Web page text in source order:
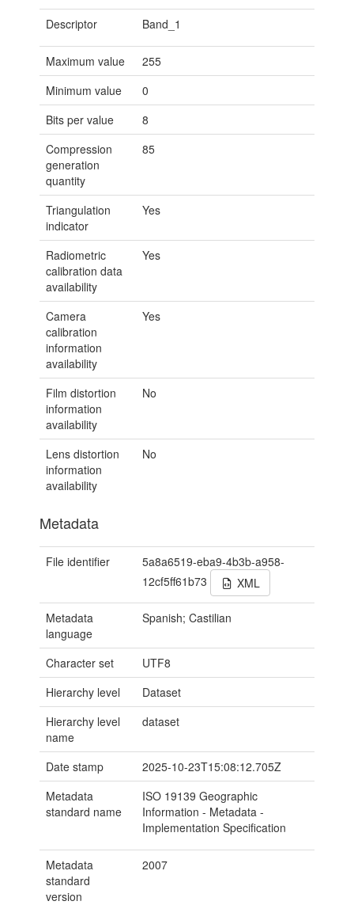
Descriptor Band_1
Maximum value
255
Minimum value
0
Bits per value
8
Compression
generation
quantity
85
Triangulation
indicator
Yes
Radiometric
calibration data
availability
Yes
Camera
calibration
information
availability
Yes
Film distortion
information
availability
No
Lens distortion
information
availability
No
Metadata
File identifier
5a8a6519-eba9-4b3b-a958-
12cf5ff61b73
XML
Metadata
language
Spanish; Castilian
Character set
UTF8
Hierarchy level
Dataset
Hierarchy level
name
dataset
Date stamp
2025-10-23T15:08:12.705Z
Metadata
standard name
ISO 19139 Geographic
Information - Metadata -
Implementation Specification
Metadata
standard
version
2007